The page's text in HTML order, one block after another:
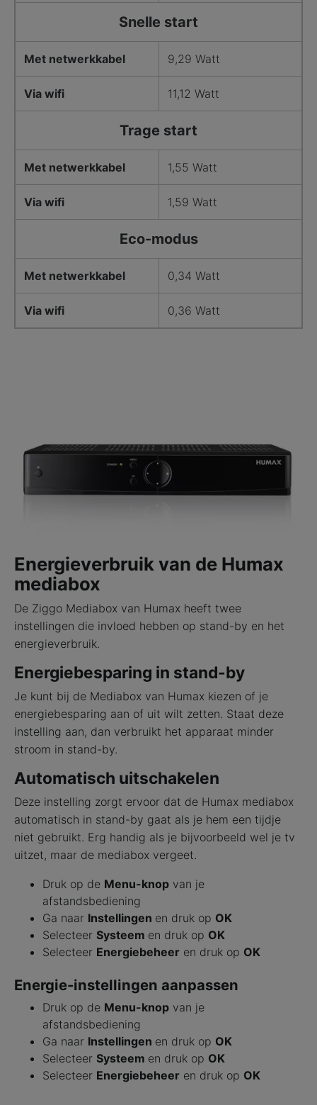
Snelle start
Met netwerkkabel 9,29 Watt
Via wifi 11,12 Watt
Trage start
Met netwerkkabel 1,55 Watt
Via wifi 1,59 Watt
Eco-modus
Met netwerkkabel 0,34 Watt
Via wifi 0,36 Watt
Energieverbruik van de Humax
mediabox
De Ziggo Mediabox van Humax heeft twee
instellingen die invloed hebben op stand-by en het
energieverbruik.
Energiebesparing in stand-by
Je kunt bij de Mediabox van Humax kiezen of je
energiebesparing aan of uit wilt zetten. Staat deze
instelling aan, dan verbruikt het apparaat minder
stroom in stand-by.
Automatisch uitschakelen
Deze instelling zorgt ervoor dat de Humax mediabox
automatisch in stand-by gaat als je hem een tijdje
niet gebruikt. Erg handig als je bijvoorbeeld wel je tv
uitzet, maar de mediabox vergeet.
Druk op de Menu-knop van je
afstandsbediening
Ga naar Instellingen en druk op OK
Selecteer Systeem en druk op OK
Selecteer Energiebeheer en druk op OK
Energie-instellingen aanpassen
Druk op de Menu-knop van je
afstandsbediening
Ga naar Instellingen en druk op OK
Selecteer Systeem en druk op OK
Selecteer Energiebeheer en druk op OK